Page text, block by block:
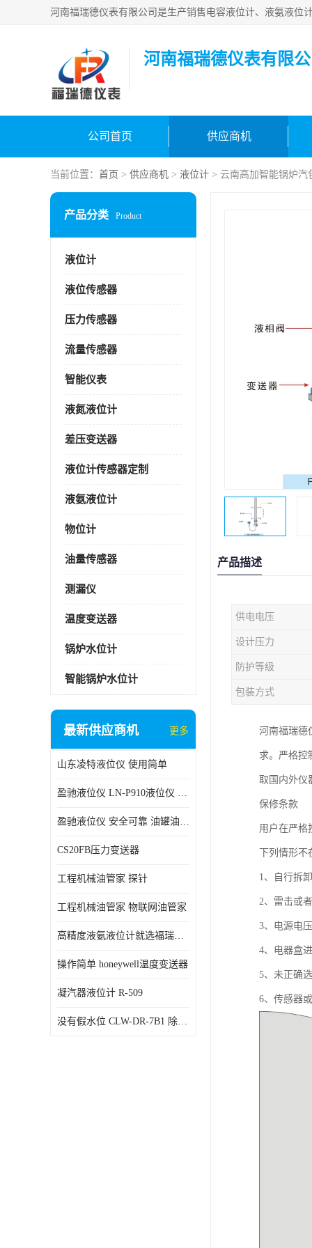
河南福瑞德仪表有限
公司首页 供应商机
当前位置： 首页 > 供应商机 > 液位计 > 云南高加智能锅炉汽
产品分类 Product
液位计
液位传感器
压力传感器
流量传感器
智能仪表
液氮液位计
差压变送器
液位计传感器定制
液氨液位计
物位计
油量传感器
测漏仪
温度变送器
锅炉水位计
智能锅炉水位计
最新供应商机 更多
山东凌特液位仪 使用简单
盈驰液位仪 LN-P910液位仪 安全可靠
盈驰液位仪 安全可靠 油罐油位检测
CS20FB压力变送器
工程机械油管家 探针
工程机械油管家 物联网油管家
高精度液氨液位计就选福瑞德仪表
操作简单 honeywell温度变送器
凝汽器液位计 R-509
没有假水位 CLW-DR-7B1 除氧器水位测量
产品描述
供电电压
设计压力
防护等级
包装方式
河南福瑞德
求。严格控
取国内外仪
保修条款
用户在严格
下列情
1、自行
2、雷击或
3、电源电
4、电
5、未正确
6、传感器